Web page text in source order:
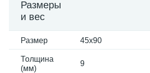
Размеры
и вес
Размер 45x90
Толщина
(мм)
9